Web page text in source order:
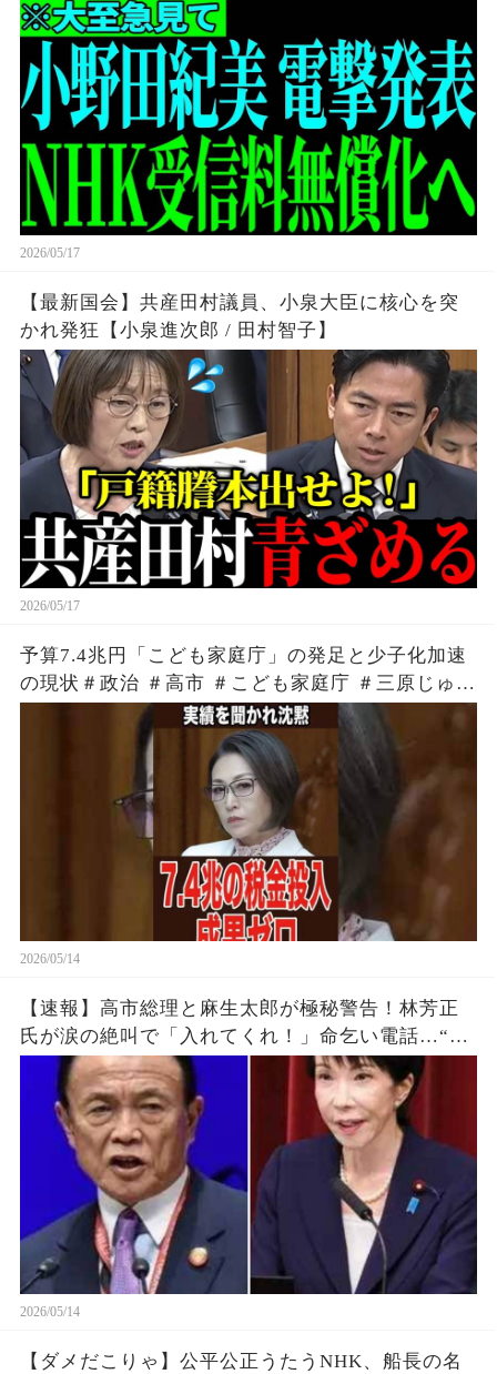
騒然…全ての日本人は大至急見てください…【小
野田紀美/齊藤健一郎/自民党】
2026/05/17
【最新国会】共産田村議員、小泉大臣に核心を突
かれ発狂【小泉進次郎 / 田村智子】
2026/05/17
予算7.4兆円「こども家庭庁」の発足と少子化加速
の現状＃政治 ＃高市 ＃こども家庭庁 ＃三原じゅん
2026/05/14
【速報】高市総理と麻生太郎が極秘警告！林芳正
氏が涙の絶叫で「入れてくれ！」命乞い電話…“媚
中派”完全排除へ高市政権の鉄壁防衛線がついに明
らかに！！ｗｗｗ
2026/05/14
【ダメだこりゃ】公平公正うたうNHK、船長の名